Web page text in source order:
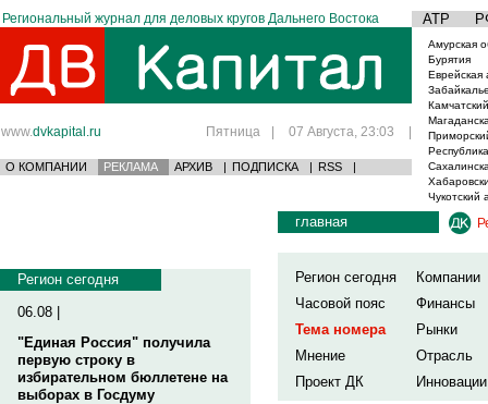
Региональный журнал для деловых кругов Дальнего Востока АТР
www.dvkapital.ru Пятница | 07 Августа, 23:03 |
О КОМПАНИИ РЕКЛАМА АРХИВ | ПОДПИСКА | RSS |
Амурская
Бурятия
Еврейская
Чукотский
Регион сегодня
06.08 |
"Единая Россия" получила
первую строку в
избирательном бюллетене на
выборах в Госдуму
главная
Регион сегодня
Компании
Часовой пояс
Финансы
Тема номера
Рынки
Мнение
Отрасль
Проект ДК
Инновации